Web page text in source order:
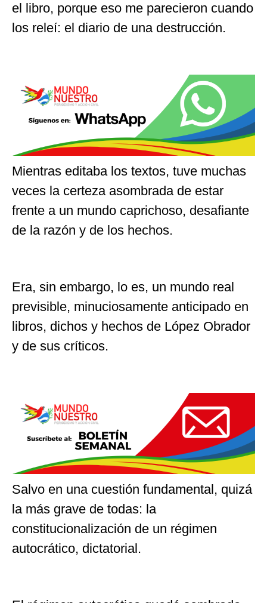
el libro, porque eso me parecieron cuando
los releí: el diario de una destrucción.
Mientras editaba los textos, tuve muchas
veces la certeza asombrada de estar
frente a un mundo caprichoso, desafiante
de la razón y de los hechos.
Era, sin embargo, lo es, un mundo real
previsible, minuciosamente anticipado en
libros, dichos y hechos de López Obrador
y de sus críticos.
Salvo en una cuestión fundamental, quizá
la más grave de todas: la
constitucionalización de un régimen
autocrático, dictatorial.